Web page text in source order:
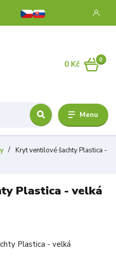
Menu
0
0 Kč
Kryt ventilové šachty Plastica -
Plastica - velká